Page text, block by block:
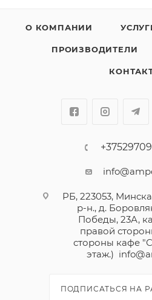
О КОМПАНИИ
ПРОИЗВОДИТЕЛИ
РБ, 223053,
р-н., д.
Победы, 23А,
правой
стороны кафе
этаж.)
ПОДПИСАТЬСЯ НА